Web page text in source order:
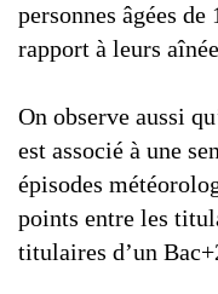
personnes âgées
rapport à leurs
On observe aussi
est associé à une
épisodes
points entre les
titulaires d’un